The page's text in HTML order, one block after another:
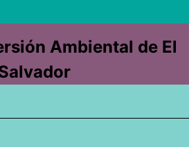
Ambiental de El